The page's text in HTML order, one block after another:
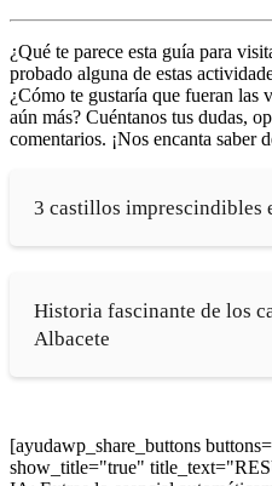
¿Qué te parece esta guía para
probado alguna de estas
¿Cómo te gustaría que fueran las
aún más? Cuéntanos tus dudas,
comentarios. ¡Nos encanta saber
3 castillos imprescindibles
Historia fascinante de los
Albacete
[ayudawp_share_buttons
show_title="true"